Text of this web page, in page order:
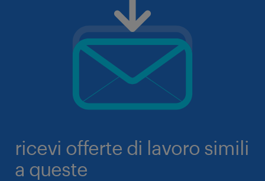
ricevi offerte di lavoro simili
a queste